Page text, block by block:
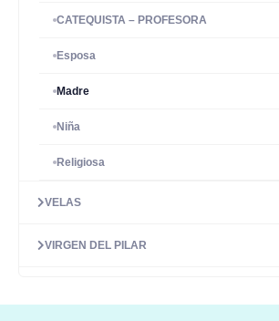
CATEQUISTA – PROFESORA
Esposa
Madre
Niña
Religiosa
VELAS
VIRGEN DEL PILAR